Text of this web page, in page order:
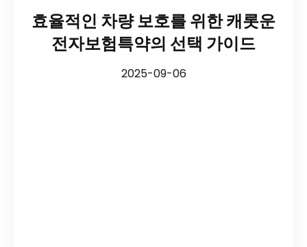
효율적인 차량 보호를 위한 캐롯운
전자보험특약의 선택 가이드
2025-09-06